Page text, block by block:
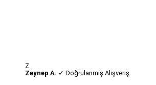
Z
Zeynep A. ✓ Doğrulanmış Alışveriş